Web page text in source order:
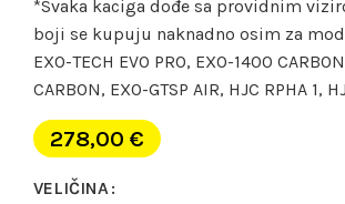
*Svaka kaciga dođe sa providnim
boji se kupuju naknadno osim za
EXO-TECH EVO PRO, EXO-1400
CARBON, EXO-GTSP AIR, HJC RPHA 1,
278,00 €
VELIČINA